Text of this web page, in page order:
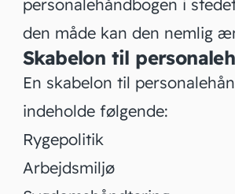
personalehåndbogen i
den måde kan den nemlig
Skabelon til
En skabelon til
indeholde følgende:
Rygepolitik
Arbejdsmiljø